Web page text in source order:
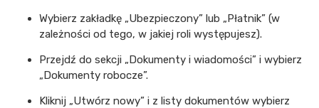
Wybierz zakładkę „Ubezpieczony” lub „Płatnik” (w
zależności od tego, w jakiej roli występujesz).
Przejdź do sekcji „Dokumenty i wiadomości” i wybierz
„Dokumenty robocze”.
Kliknij „Utwórz nowy” i z listy dokumentów wybierz